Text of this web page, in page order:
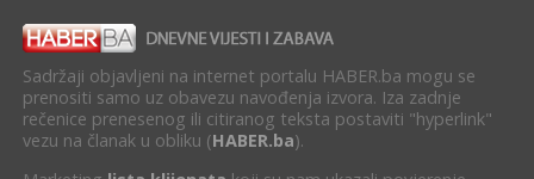
Sadržaji objavljeni na internet portalu HABER.ba mogu se
prenositi samo uz obavezu navođenja izvora. Iza zadnje
rečenice prenesenog ili citiranog teksta postaviti "hyperlink"
vezu na članak u obliku (HABER.ba).